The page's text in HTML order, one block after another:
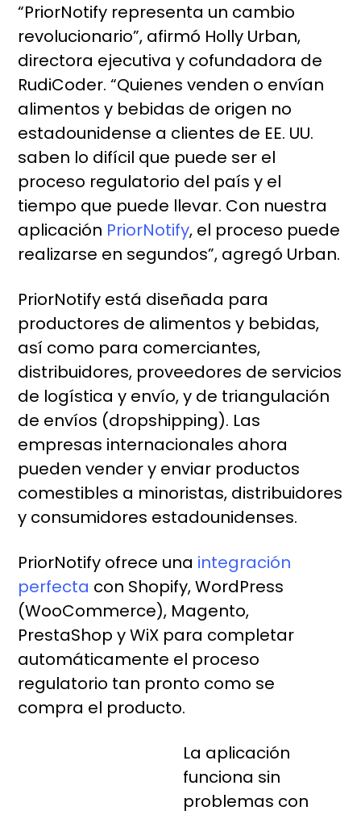
“PriorNotify representa un cambio
revolucionario”, afirmó Holly Urban,
directora ejecutiva y cofundadora de
RudiCoder. “Quienes venden o envían
alimentos y bebidas de origen no
estadounidense a clientes de EE. UU.
saben lo difícil que puede ser el
proceso regulatorio del país y el
tiempo que puede llevar. Con nuestra
aplicación PriorNotify, el proceso puede
realizarse en segundos”, agregó Urban.
PriorNotify está diseñada para
productores de alimentos y bebidas,
así como para comerciantes,
distribuidores, proveedores de servicios
de logística y envío, y de triangulación
de envíos (dropshipping). Las
empresas internacionales ahora
pueden vender y enviar productos
comestibles a minoristas, distribuidores
y consumidores estadounidenses.
PriorNotify ofrece una integración
perfecta con Shopify, WordPress
(WooCommerce), Magento,
PrestaShop y WiX para completar
automáticamente el proceso
regulatorio tan pronto como se
compra el producto.
La aplicación
funciona sin
problemas con